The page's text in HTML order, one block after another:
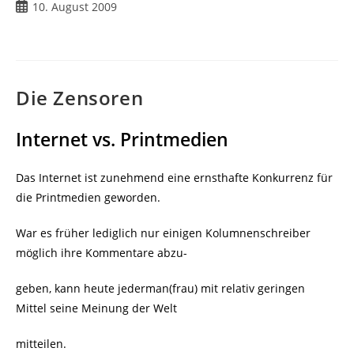
Beitrag10. August 2009
Die Zensoren
Internet vs. Printmedien
Das Internet ist zunehmend eine ernsthafte Konkurrenz für
die Printmedien geworden.
War es früher lediglich nur einigen Kolumnenschreiber
möglich ihre Kommentare abzu-
geben, kann heute jederman(frau) mit relativ geringen
Mittel seine Meinung der Welt
mitteilen.